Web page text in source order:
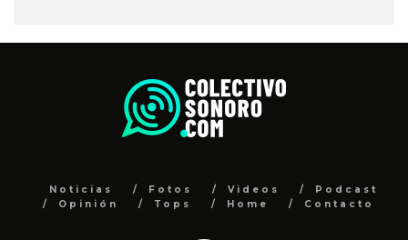
Noticias Fotos Videos
Podcast
Opinión
Tops Home Contacto